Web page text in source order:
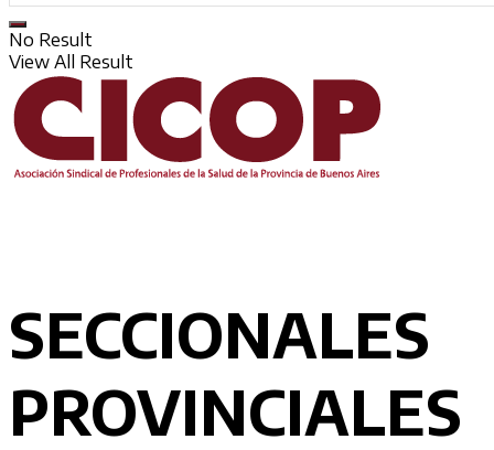
No Result
View All Result
SECCIONALES
PROVINCIALES